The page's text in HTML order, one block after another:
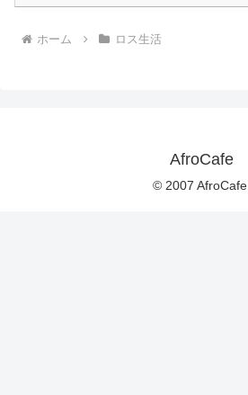
ホーム ロス生活
AfroCafe
© 2007 AfroCafe.